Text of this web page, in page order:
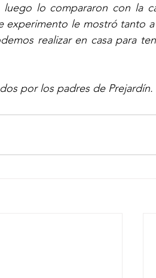
lo compararon con la
experimento le mostró tanto
realizar en casa para
por los padres de Prejardín.